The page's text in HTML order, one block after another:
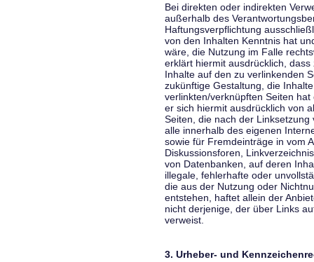
Bei direkten oder indirekten
außerhalb des
Haftungsverpflichtung
von den Inhalten Kenntnis hat
wäre, die Nutzung im Falle
erklärt hiermit ausdrücklich,
Inhalte auf den zu verlinkenden
zukünftige Gestaltung, die
verlinkten/verknüpften Seiten
er sich hiermit ausdrücklich von
Seiten, die nach der
alle innerhalb des eigenen
sowie für Fremdeinträge in vom
Diskussionsforen,
von Datenbanken, auf deren
illegale, fehlerhafte oder
die aus der Nutzung oder
entstehen, haftet allein der
nicht derjenige, der über Links
verweist.
3. Urheber- und